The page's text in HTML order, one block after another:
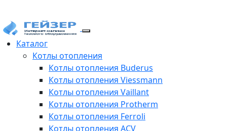
Каталог
Котлы отопления
Котлы отопления Buderus
Котлы отопления Viessmann
Котлы отопления Vaillant
Котлы отопления Protherm
Котлы отопления Ferroli
Котлы отопления ACV